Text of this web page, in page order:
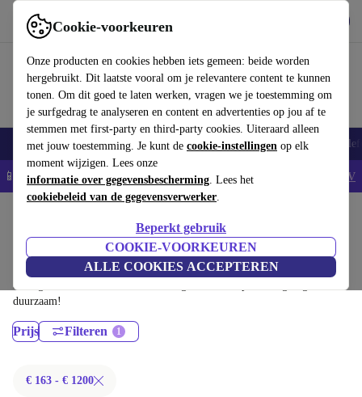
Cookie-voorkeuren
Onze producten en cookies hebben iets gemeen: beide worden
hergebruikt. Dit laatste vooral om je relevantere content te kunnen
tonen. Om dit goed te laten werken, vragen we je toestemming om
je surfgedrag te analyseren en content en advertenties op jou af te
stemmen met first-party en third-party cookies. Uiteraard alleen
met jouw toestemming. Je kunt de cookie-instellingen op elk
moment wijzigen. Lees onze
informatie over gegevensbescherming. Lees het
cookiebeleid van de gegevensverwerker.
Beperkt gebruik
COOKIE-VOORKEUREN
ALLE COOKIES ACCEPTEREN
Gebruik refurbed snel en eenvoudig
Smartphones Laptops Tablets Smartwatches Accessoires
📱5% EXTRA korting op alle iPhones – Code: IPHONEDEAL - AV
HP Desktops:
Gecertificeerd refurbished HP Desktops onder 1200€ – bespaar tot 40%.
30 dagen retourrecht & 12 maanden garantie. Shop vandaag nog
duurzaam!
Prijs Filteren
€ 163 - € 1200